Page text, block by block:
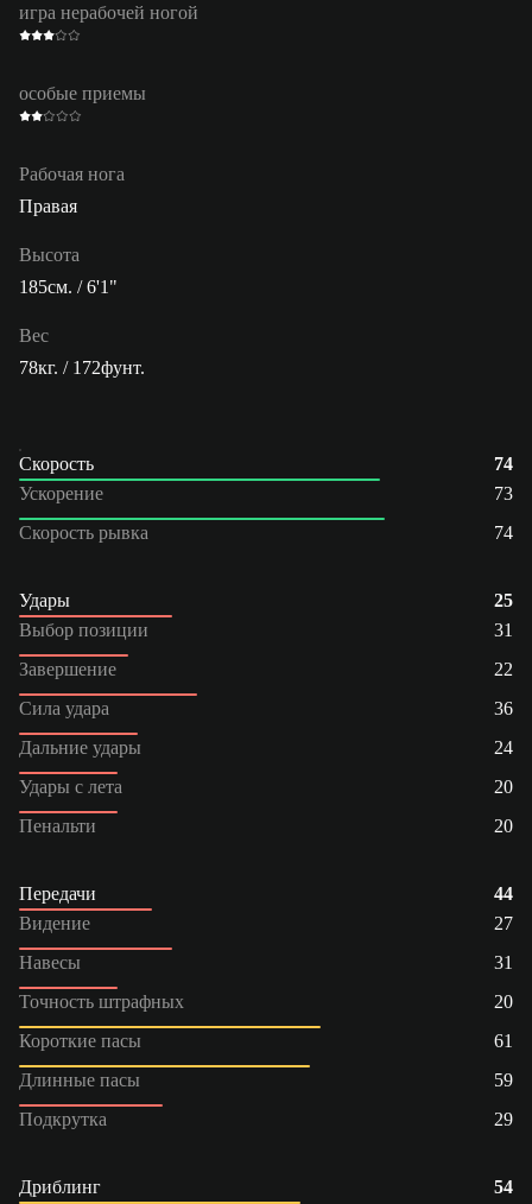
игра нерабочей ногой
особые приемы
Рабочая нога
Правая
Высота
185см. / 6'1"
Вес
78кг. / 172фунт.
Скорость
74
Ускорение
73
Скорость рывка
74
Удары
25
Выбор позиции
31
Завершение
22
Сила удара
36
Дальние удары
24
Удары с лета
20
Пенальти
20
Передачи
44
Видение
27
Навесы
31
Точность штрафных
20
Короткие пасы
61
Длинные пасы
59
Подкрутка
29
Дриблинг
54